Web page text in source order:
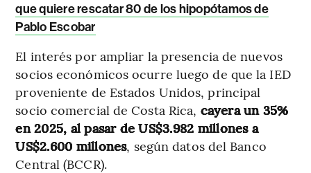
que quiere rescatar 80 de los hipopótamos de
Pablo Escobar
El interés por ampliar la presencia de nuevos
socios económicos ocurre luego de que la IED
proveniente de Estados Unidos, principal
socio comercial de Costa Rica, cayera un 35%
en 2025, al pasar de US$3.982 millones a
US$2.600 millones, según datos del Banco
Central (BCCR).